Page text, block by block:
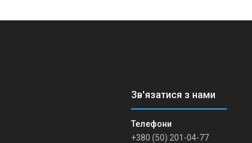
+380 (50) 201-04-77